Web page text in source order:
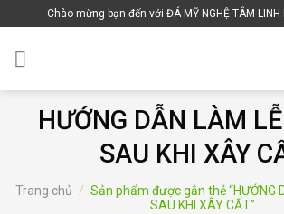
to
content
Chào mừng bạn đến với ĐÁ MỸ NGHỆ TÂM LINH
HƯỚNG DẪN LÀM
SAU KHI XÂY
Trang chủ / Sản phẩm được gắn thẻ “HƯỚNG
SAU KHI XÂY CẤT”